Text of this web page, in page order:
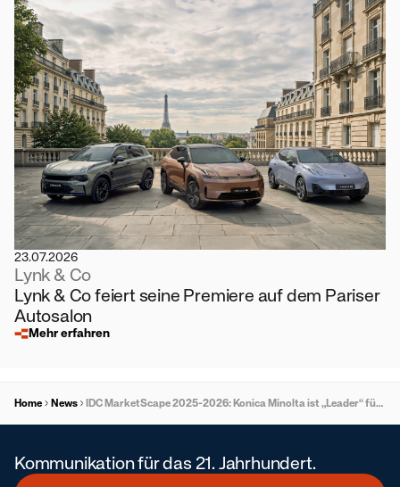
23.07.2026
Lynk & Co
Lynk & Co feiert seine Premiere auf dem Pariser
Autosalon
Mehr erfahren
Home News IDC MarketScape 2025-2026: Konica Minolta ist „Leader“ für Drucksicherheitslösungen und -Services
Kommunikation für das 21. Jahrhundert.